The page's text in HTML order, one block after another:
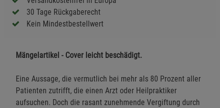
30 Tage Rückgaberecht
Kein Mindestbestellwert
Mängelartikel - Cover leicht beschädigt.
Eine Aussage, die vermutlich bei mehr als 80 Prozent aller
Patienten zutrifft, die einen Arzt oder Heilpraktiker
aufsuchen. Doch die rasant zunehmende Vergiftung durch